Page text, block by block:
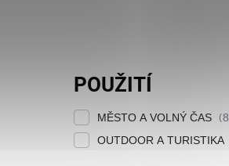
POUŽITÍ
MĚSTO A VOLNÝ ČAS
8
OUTDOOR A TURISTIKA